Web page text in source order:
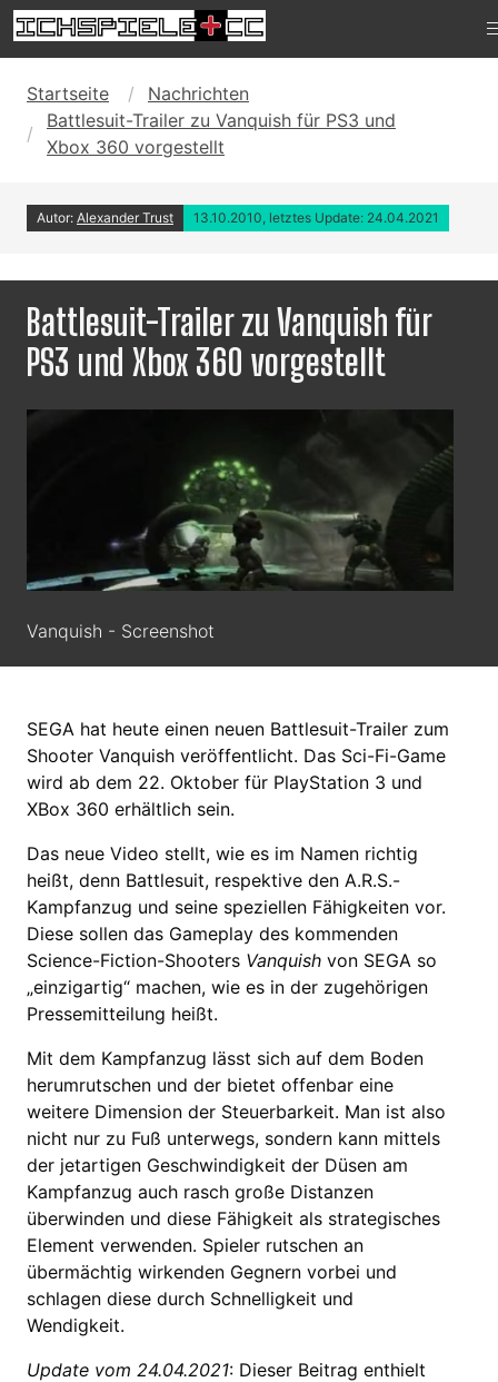
Startseite
Nachrichten
Battlesuit-Trailer zu Vanquish für PS3 und
Xbox 360 vorgestellt
Autor: Alexander Trust 13.10.2010, letztes Update: 24.04.2021
Battlesuit-Trailer zu Vanquish für
PS3 und Xbox 360 vorgestellt
Vanquish - Screenshot
SEGA hat heute einen neuen Battlesuit-Trailer zum
Shooter Vanquish veröffentlicht. Das Sci-Fi-Game
wird ab dem 22. Oktober für PlayStation 3 und
XBox 360 erhältlich sein.
Das neue Video stellt, wie es im Namen richtig
heißt, denn Battlesuit, respektive den A.R.S.-
Kampfanzug und seine speziellen Fähigkeiten vor.
Diese sollen das Gameplay des kommenden
Science-Fiction-Shooters Vanquish von SEGA so
„einzigartig“ machen, wie es in der zugehörigen
Pressemitteilung heißt.
Mit dem Kampfanzug lässt sich auf dem Boden
herumrutschen und der bietet offenbar eine
weitere Dimension der Steuerbarkeit. Man ist also
nicht nur zu Fuß unterwegs, sondern kann mittels
der jetartigen Geschwindigkeit der Düsen am
Kampfanzug auch rasch große Distanzen
überwinden und diese Fähigkeit als strategisches
Element verwenden. Spieler rutschen an
übermächtig wirkenden Gegnern vorbei und
schlagen diese durch Schnelligkeit und
Wendigkeit.
Update vom 24.04.2021: Dieser Beitrag enthielt